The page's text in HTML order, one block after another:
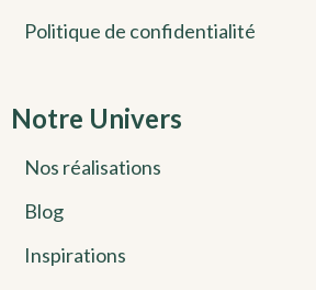
Politique de confidentialité
Notre Univers
Nos réalisations
Blog
Inspirations